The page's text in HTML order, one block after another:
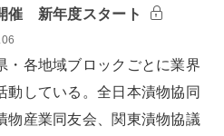
催 新年度スタート
各地域ブロックごとに業界
動している。全日本漬物協同
物産業同友会、関東漬物協議